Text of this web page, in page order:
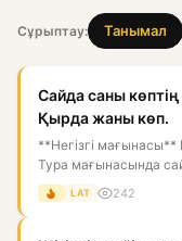
Сұрыптау: Танымал
Сайда саны көптің
Қырда жаны көп.
**Негізгі мағынасы**
Тура мағынасында
LAT 242